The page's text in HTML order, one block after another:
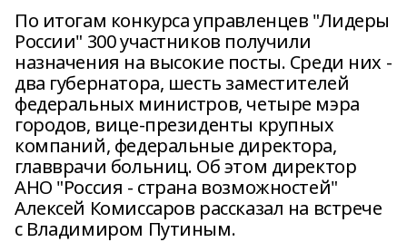
По итогам конкурса управленцев "Лидеры
России" 300 участников получили
назначения на высокие посты. Среди них -
два губернатора, шесть заместителей
федеральных министров, четыре мэра
городов, вице-президенты крупных
компаний, федеральные директора,
главврачи больниц. Об этом директор
АНО "Россия - страна возможностей"
Алексей Комиссаров рассказал на встрече
с Владимиром Путиным.